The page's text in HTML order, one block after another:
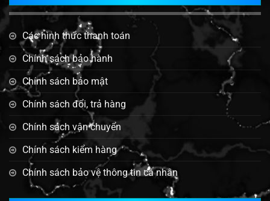
Các hình thức thanh toán
Chính sách bảo hành
Chính sách bảo mật
Chính sách đổi, trả hàng
Chính sách vận chuyển
Chính sách kiểm hàng
Chính sách bảo vệ thông tin cá nhân